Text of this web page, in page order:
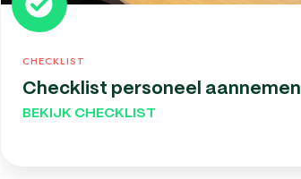
CHECKLIST
Checklist personeel aannemen
BEKIJK CHECKLIST